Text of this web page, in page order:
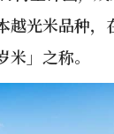
越光米品种
」之称。